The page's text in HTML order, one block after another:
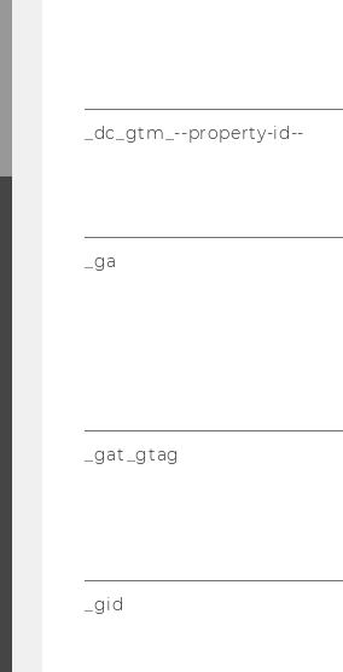
PROGRAMS
EXECUTIVE EDUCATION
INTERNATIONAL AND INCOMING
OFFERS FOR SCHOOLS LANDINGPAGE
_dc_gtm_--property-id--
_ga
_gat_gtag
_gid